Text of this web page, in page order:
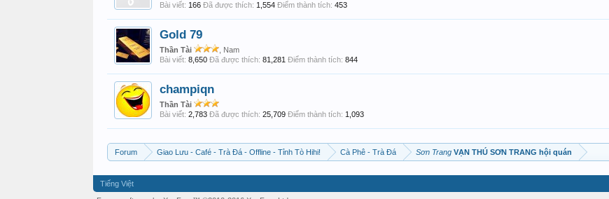
Bài viết: 166 Đã được thích: 1,554 Điểm thành tích: 453
Gold 79
Thần Tài
, Nam
Bài viết: 8,650 Đã được thích: 81,281 Điểm thành tích: 844
champiqn
Thần Tài
Bài viết: 2,783 Đã được thích: 25,709 Điểm thành tích: 1,093
Forum Giao Lưu - Café - Trà Đá - Offline - Tỉnh Tò Hihi! Cà Phê - Trà Đá Sơn Trang VẠN THÚ SƠN TRANG hội quán
Tiếng Việt